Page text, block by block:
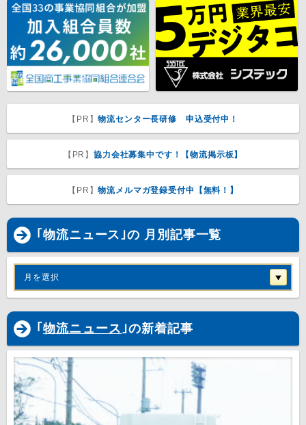
【PR】物流センター長研修 申込受付中！
【PR】協力会社募集中です！【物流掲示板】
【PR】物流メルマガ登録受付中【無料！】
｢物流ニュース｣の 月別記事一覧
月を選択
｢ 物流ニュース｣の新着記事